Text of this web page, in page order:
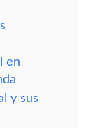
en
y sus